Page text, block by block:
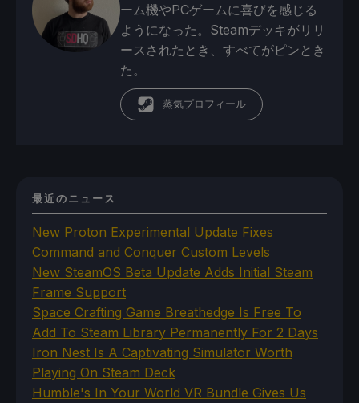
ーム機やPCゲームに喜びを感じる
ようになった。Steamデッキがリリ
ースされたとき、すべてがピンとき
た。
蒸気プロフィール
最近のニュース
New Proton Experimental Update Fixes
Command and Conquer Custom Levels
New SteamOS Beta Update Adds Initial Steam
Frame Support
Space Crafting Game Breathedge Is Free To
Add To Steam Library Permanently For 2 Days
Iron Nest Is A Captivating Simulator Worth
Playing On Steam Deck
Humble's In Your World VR Bundle Gives Us